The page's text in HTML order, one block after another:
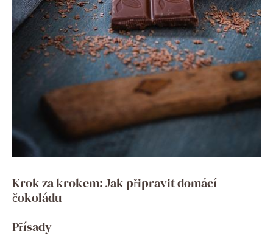
Krok za krokem: Jak připravit domácí
čokoládu
Přísady